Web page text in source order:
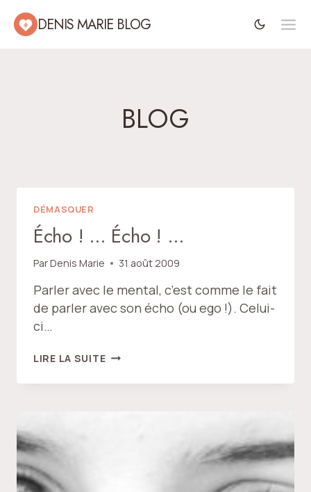
Aller
DENIS MARIE BLOG
BLOG
DÉMASQUER
Écho ! … Écho ! …
ParDenis Marie 31 août 2009
Parler avec le mental, c’est comme le fait
de parler avec son écho (ou ego !). Celui-
ci…
LIRE LA SUITEÉCHO
…